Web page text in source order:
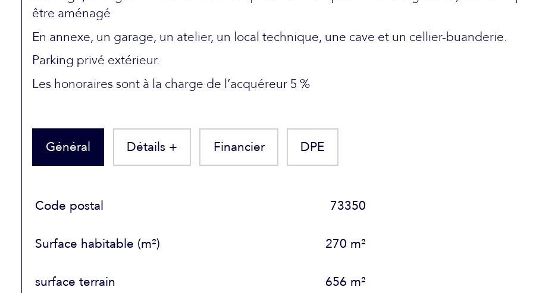
être aménagé
En annexe, un garage, un atelier, un local technique, une cave et un cellier-buanderie.
Parking privé extérieur.
Les honoraires sont à la charge de l’acquéreur 5 %
Général Détails + Financier DPE
TRAD_SIROCCO_Caracteristique
Code postal 73350
Surface habitable (m²) 270 m²
surface terrain 656 m²